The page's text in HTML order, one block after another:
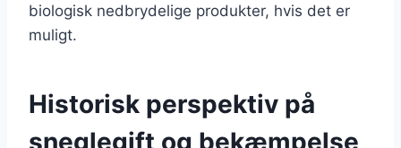
biologisk nedbrydelige produkter, hvis det er
muligt.
Historisk perspektiv på
sneglegift og bekæmpelse